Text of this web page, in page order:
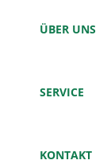
ÜBER UNS
SERVICE
KONTAKT